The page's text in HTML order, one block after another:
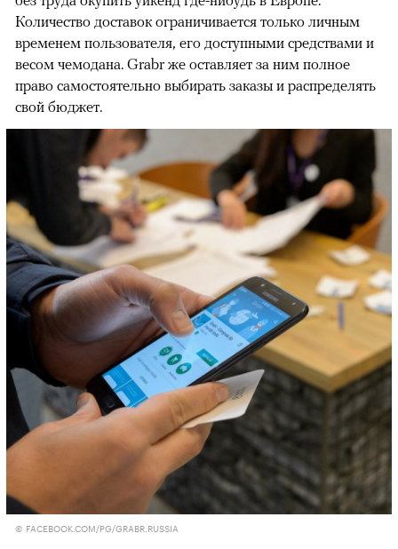
Количество доставок ограничивается только личным
временем пользователя, его доступными средствами и
весом чемодана. Grabr же оставляет за ним полное
право самостоятельно выбирать заказы и распределять
свой бюджет.
© FACEBOOK.COM/PG/GRABR.RUSSIA